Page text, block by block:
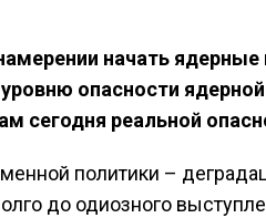
начать
опасности
сегодня реальной
политики –
до одиозного